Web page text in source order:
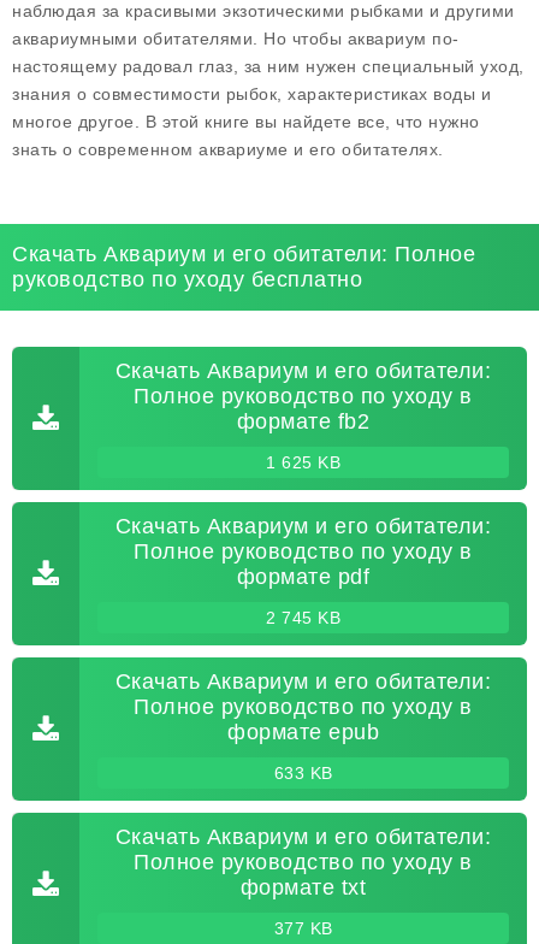
наблюдая за красивыми экзотическими рыбками и другими
аквариумными обитателями. Но чтобы аквариум по-
настоящему радовал глаз, за ним нужен специальный уход,
знания о совместимости рыбок, характеристиках воды и
многое другое. В этой книге вы найдете все, что нужно
знать о современном аквариуме и его обитателях.
Скачать Аквариум и его обитатели: Полное
руководство по уходу бесплатно
Скачать Аквариум и его обитатели:
Полное руководство по уходу в
формате fb2
1 625 KB
Скачать Аквариум и его обитатели:
Полное руководство по уходу в
формате pdf
2 745 KB
Скачать Аквариум и его обитатели:
Полное руководство по уходу в
формате epub
633 KB
Скачать Аквариум и его обитатели:
Полное руководство по уходу в
формате txt
377 KB